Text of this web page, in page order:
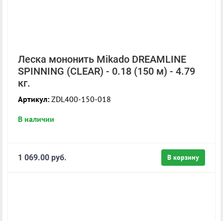
Леска мононить Mikado DREAMLINE
SPINNING (CLEAR) - 0.18 (150 м) - 4.79
кг.
Артикул: ZDL400-150-018
В наличии
В корзину
1 069.00 руб.